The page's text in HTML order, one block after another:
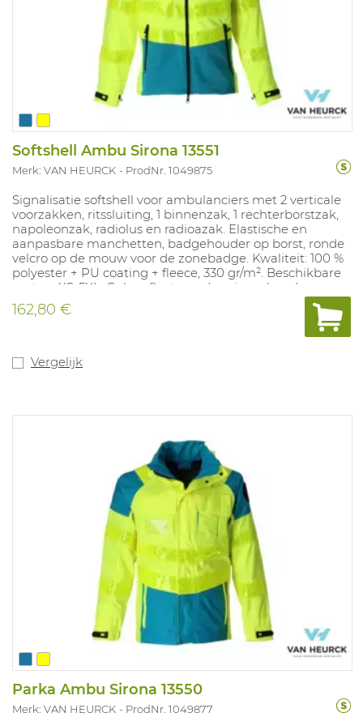
Softshell Ambu Sirona 13551
Merk: VAN HEURCK ProdNr. 1049875
Signalisatie softshell voor ambulanciers met 2 verticale
voorzakken, ritssluiting, 1 binnenzak, 1 rechterborstzak,
napoleonzak, radiolus en radioazak. Elastische en
aanpasbare manchetten, badgehouder op borst, ronde
velcro op de mouw voor de zonebadge. Kwaliteit: 100 %
polyester + PU coating + fleece, 330 gr/m². Beschikbare
maten: XS-5XL. Gele reflecterende prisma banden
Beschikbare kleuren: fluogeel/enamel blauw.
162,80 €
Vergelijk
Parka Ambu Sirona 13550
Merk: VAN HEURCK ProdNr. 1049877